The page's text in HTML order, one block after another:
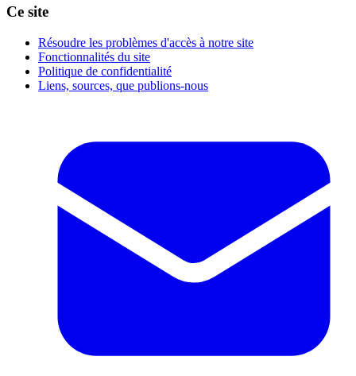
Ce site
Résoudre les problèmes d'accès à notre site
Fonctionnalités du site
Politique de confidentialité
Liens, sources, que publions-nous